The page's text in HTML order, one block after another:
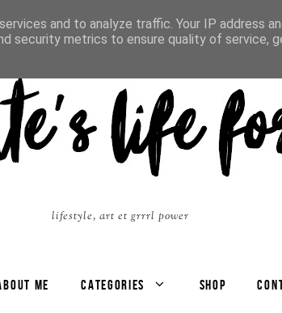
lifestyle, art et grrrl power
ME CATEGORIES SHOP
and to analyze traffic. Your IP address
security metrics to ensure quality of service,